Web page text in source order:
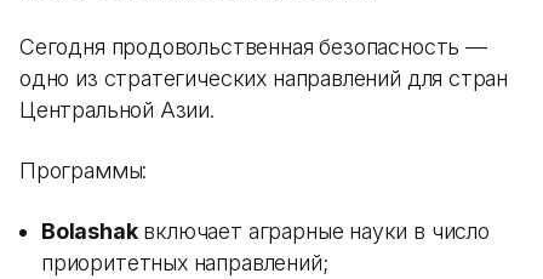
Сегодня продовольственная безопасность —
одно из стратегических направлений для стран
Центральной Азии.
Программы:
Bolashakвключает аграрные науки в число
приоритетных направлений;